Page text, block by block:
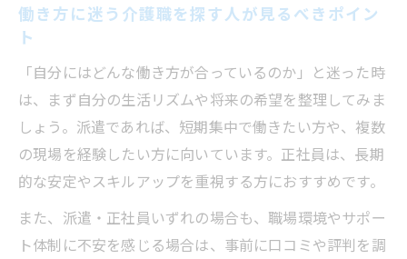
働き方に迷う介護職を探す人が見るべきポイン
ト
「自分にはどんな働き方が合っているのか」と迷った時
は、まず自分の生活リズムや将来の希望を整理してみま
しょう。派遣であれば、短期集中で働きたい方や、複数
の現場を経験したい方に向いています。正社員は、長期
的な安定やスキルアップを重視する方におすすめです。
また、派遣・正社員いずれの場合も、職場環境やサポー
ト体制に不安を感じる場合は、事前に口コミや評判を調